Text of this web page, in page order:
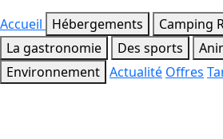
Accueil
Hébergements
Camping
La gastronomie
Des sports
Environnement Actualité Offres